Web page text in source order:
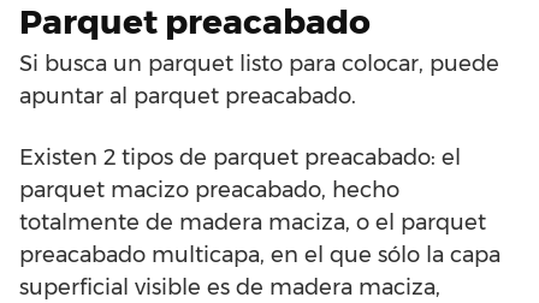
Parquet preacabado
Si busca un parquet listo para colocar, puede
apuntar al parquet preacabado.
Existen 2 tipos de parquet preacabado: el
parquet macizo preacabado, hecho
totalmente de madera maciza, o el parquet
preacabado multicapa, en el que sólo la capa
superficial visible es de madera maciza,